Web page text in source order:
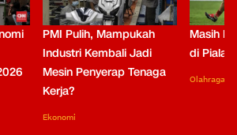
PMI Pulih, Mampukah
Industri Kembali Jadi
Mesin Penyerap Tenaga
Kerja?
Ekonomi
Masih
di Piala
Olahraga